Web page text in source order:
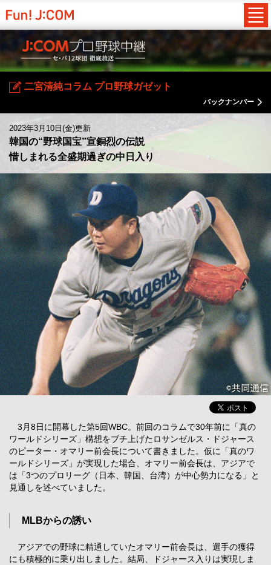
二宮清純コラム プロ野球ガゼット
バックナンバー
2023年3月10日(金)更新
韓国の“野球国宝”宣銅烈の伝説
惜しまれる全盛期過ぎの中日入り
3月8日に開幕した第5回WBC。前回のコラムで30年前に「真の
ワールドシリーズ」構想をブチ上げたロサンゼルス・ドジャース
のピーター・オマリー前会長について書きました。仮に「真のワ
ールドシリーズ」が実現した場合、オマリー前会長は、アジアで
は「3つのプロリーグ（日本、韓国、台湾）が中心勢力になる」と
見通しを述べていました。
MLBからの誘い
アジアでの野球に精通していたオマリー前会長は、選手の獲得
にも積極的に乗り出しました。結局、ドジャース入りは実現しま